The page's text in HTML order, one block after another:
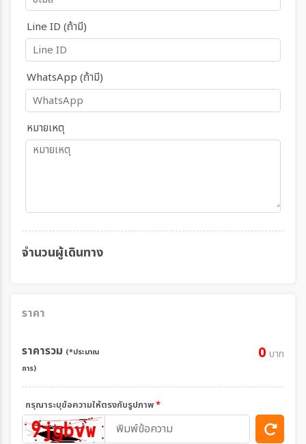
Line ID (ถ้ามี)
WhatsApp (ถ้ามี)
หมายเหตุ
จำนวนผู้เดินทาง
ราคา
ราคารวม (*ประมาณ
การ)
0 บาท
กรุณาระบุข้อความให้ตรงกับรูปภาพ*